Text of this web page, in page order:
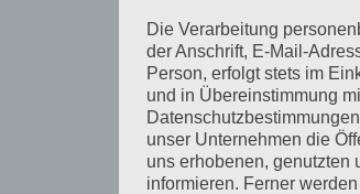
Die Verarbeitung
der Anschrift, E-Mail-
Person, erfolgt stets im
und in Übereinstimmung
unser Unternehmen die
uns erhobenen, genutzten
informieren. Ferner